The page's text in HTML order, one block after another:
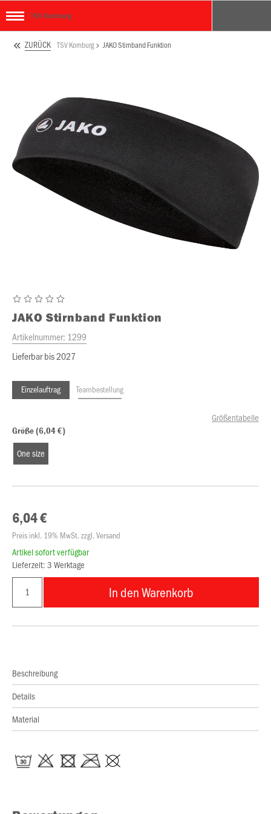
TSV Kornburg
ZURÜCK TSV Kornburg JAKO Stirnband Funktion
JAKO Stirnband Funktion
Artikelnummer: 1299
Lieferbar bis 2027
Einzelauftrag Teambestellung
Größentabelle
Größe (6,04 €)
One size
6,04 €
Preis inkl. 19% MwSt. zzgl. Versand
Artikel sofort verfügbar
Lieferzeit: 3 Werktage
In den Warenkorb
Beschreibung
Details
Material